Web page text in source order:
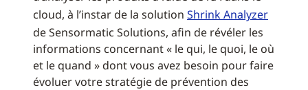
cloud, à l’instar de la solution Shrink Analyzer
de Sensormatic Solutions, afin de révéler les
informations concernant « le qui, le quoi, le où
et le quand » dont vous avez besoin pour faire
évoluer votre stratégie de prévention des